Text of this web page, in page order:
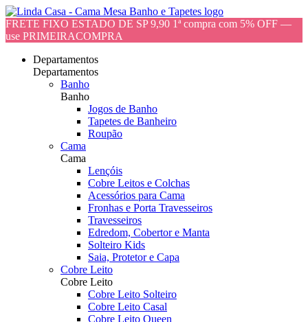
FRETE FIXO ESTADO DE SP 9,90 1ª compra com 5% OFF —
use PRIMEIRACOMPRA
Departamentos
Departamentos
Banho
Banho
Jogos de Banho
Tapetes de Banheiro
Roupão
Cama
Cama
Lençóis
Cobre Leitos e Colchas
Acessórios para Cama
Fronhas e Porta Travesseiros
Travesseiros
Edredom, Cobertor e Manta
Solteiro Kids
Saia, Protetor e Capa
Cobre Leito
Cobre Leito
Cobre Leito Solteiro
Cobre Leito Casal
Cobre Leito Queen